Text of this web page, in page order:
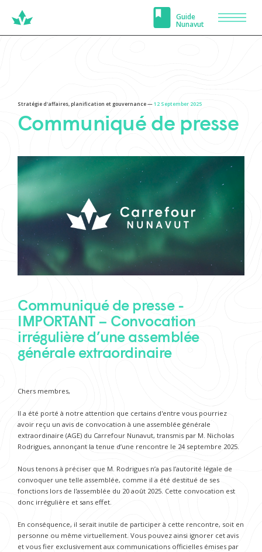
Guide
Nunavut
NOUVELLES ÉVÉNEMENTS
Stratégie d'affaires, planification et gouvernance —12 September 2025
Communiqué de presse
Communiqué de presse -
IMPORTANT – Convocation
irrégulière d’une assemblée
générale extraordinaire
Chers membres,
Il a été porté à notre attention que certains d'entre vous pourriez
avoir reçu un avis de convocation à une assemblée générale
extraordinaire (AGE) du Carrefour Nunavut, transmis par M. Nicholas
Rodrigues, annonçant la tenue d’une rencontre le 24 septembre 2025.
Nous tenons à préciser que M. Rodrigues n’a pas l’autorité légale de
convoquer une telle assemblée, comme il a été destitué de ses
fonctions lors de l'assemblée du 20 août 2025. Cette convocation est
donc irrégulière et sans effet.
En conséquence, il serait inutile de participer à cette rencontre, soit en
personne ou même virtuellement. Vous pouvez ainsi ignorer cet avis
et vous fier exclusivement aux communications officielles émises par